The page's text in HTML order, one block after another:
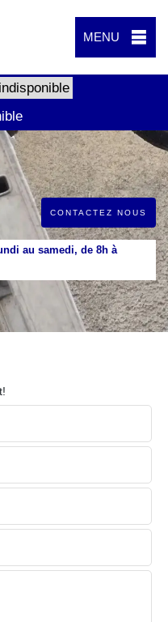
MENU
indisponible
CONTACTEZ NOUS
au samedi, de 8h à